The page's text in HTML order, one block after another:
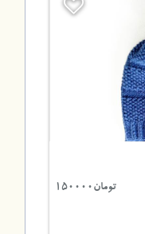
تومان150000